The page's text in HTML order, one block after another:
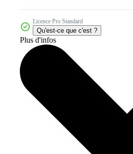
Licence Pro Standard
Qu'est-ce que c'est ?
Plus d'infos